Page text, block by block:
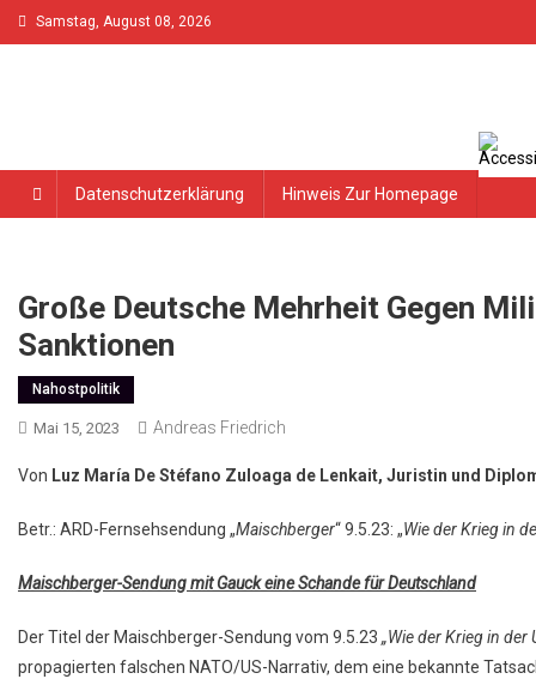
Skip
to
Samstag, August 08, 2026
Datenschutzerklärung Hinweis Zur Homepage
Große Deutsche Mehrheit Gegen
Sanktionen
Nahostpolitik
Mai 15, 2023 Andreas Friedrich
Von Luz María De Stéfano Zuloaga de Lenkait, Juristin und
Betr.: ARD-Fernsehsendung „Maischberger“ 9.5.23: „Wie der Krieg in
Maischberger-Sendung mit Gauck eine Schande für Deutschland
Der Titel der Maischberger-Sendung vom 9.5.23 „Wie der Krieg in der
propagierten falschen NATO/US-Narrativ, dem eine bekannte